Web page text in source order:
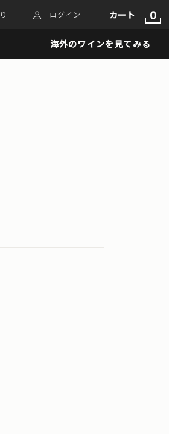
ログイン カート 0
海外のワインを見てみる